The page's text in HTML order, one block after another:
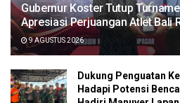
Gubernur Koster Tutup
Apresiasi Perjuangan Atlet Bali
9 AGUSTUS 2026
Dukung Penguatan
Hadapi Potensi